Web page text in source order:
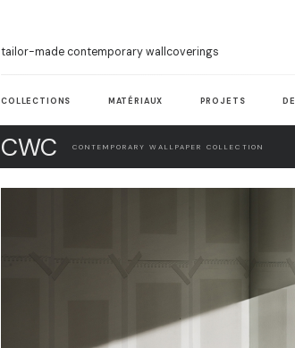
tailor-made contemporary wallcoverings
COLLECTIONS MATÉRIAUX PROJETS
CWC CONTEMPORARY WALLPAPER COLLECTION